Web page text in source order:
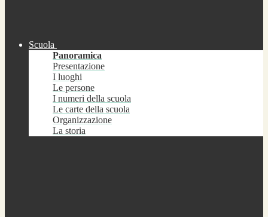
Scuola
Panoramica
Presentazione
I luoghi
Le persone
I numeri della scuola
Le carte della scuola
Organizzazione
La storia